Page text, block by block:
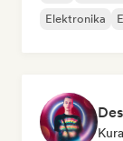
Elektronika